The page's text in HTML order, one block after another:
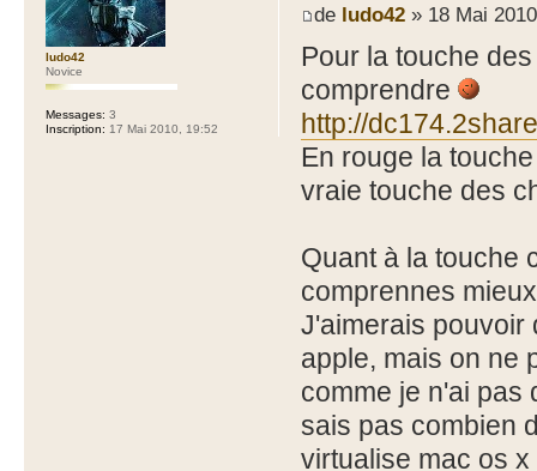
de ludo42» 18 Mai
Pour la touche
comprendre
http://
En rouge la
vraie touche des
Quant à la touche
comprennes
J'aimerais pouvoir
apple, mais on ne
comme je n'ai pas
sais pas combien
virtualise mac os
ludo42
Novice
Messages: 3
Inscription: 17 Mai 2010, 19:52